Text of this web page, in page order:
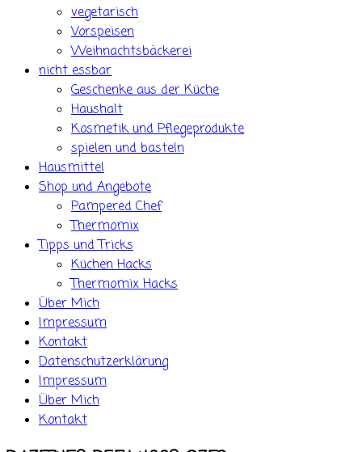
vegetarisch
Vorspeisen
Weihnachtsbäckerei
nicht essbar
Geschenke aus der Küche
Haushalt
Kosmetik und Pflegeprodukte
spielen und basteln
Hausmittel
Shop und Angebote
Pampered Chef
Thermomix
Tipps und Tricks
Küchen Hacks
Thermomix Hacks
Über Mich
Impressum
Kontakt
Datenschutzerklärung
Impressum
Über Mich
Kontakt